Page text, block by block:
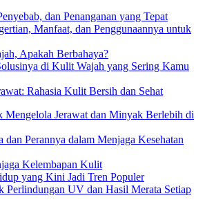
dan Penanganan yang Tepat
Manfaat, dan Penggunaannya untuk
Apakah Berbahaya?
di Kulit Wajah yang Sering Kamu
Rahasia Kulit Bersih dan Sehat
Mengelola Jerawat dan Minyak Berlebih di
Perannya dalam Menjaga Kesehatan
Kelembapan Kulit
yang Kini Jadi Tren Populer
Perlindungan UV dan Hasil Merata Setiap